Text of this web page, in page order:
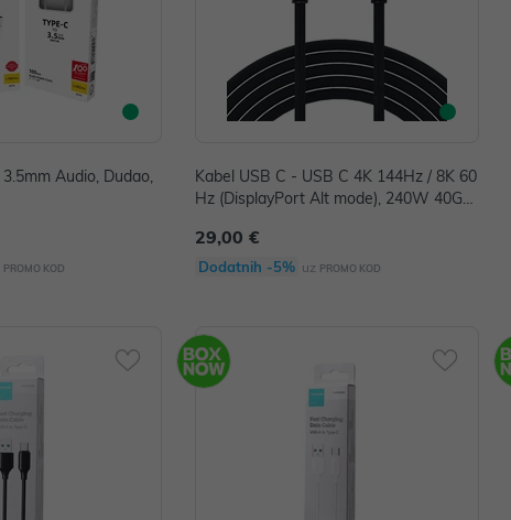
Audio, Dudao,
PROMO KOD
Kabel USB C - USB C 4K 144Hz / 8K 60
Hz (DisplayPort Alt mode), 240W 40Gb/
S, crni
29,00 €
Dodatnih -5% uz PROMO KOD